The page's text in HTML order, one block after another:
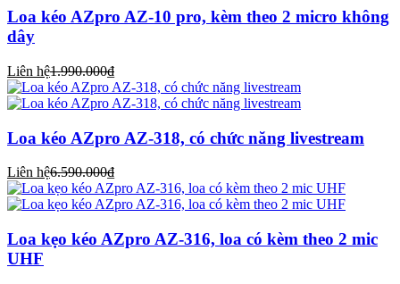
Loa kéo AZpro AZ-10 pro, kèm theo 2 micro không
dây
Liên hệ1.990.000₫
Loa kéo AZpro AZ-318, có chức năng livestream
Liên hệ6.590.000₫
Loa kẹo kéo AZpro AZ-316, loa có kèm theo 2 mic
UHF